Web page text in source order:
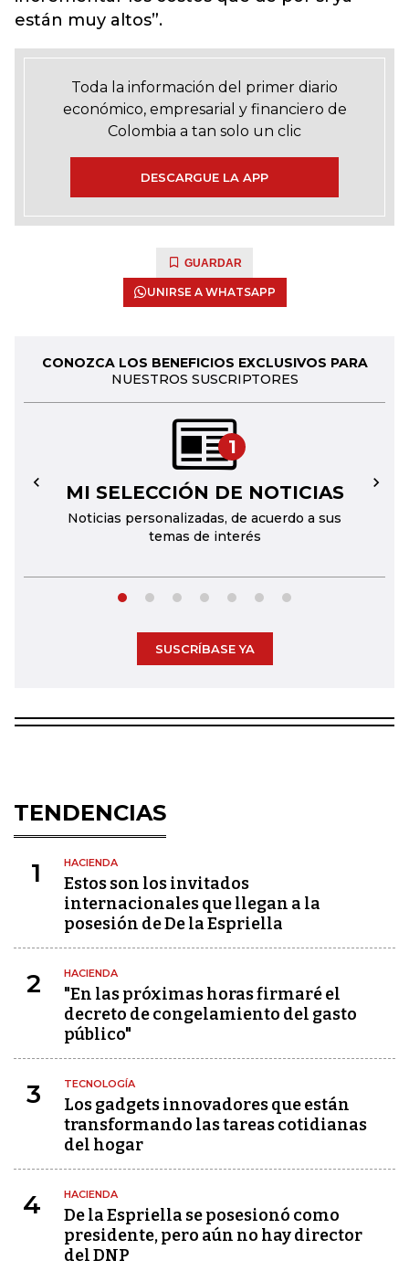
están muy altos”.
Toda la información del primer diario
económico, empresarial y financiero de
Colombia a tan solo un clic
DESCARGUE LA APP
GUARDAR
UNIRSE A WHATSAPP
CONOZCA LOS BENEFICIOS EXCLUSIVOS PARA
NUESTROS SUSCRIPTORES
1
MI SELECCIÓN DE NOTICIAS
Noticias personalizadas, de acuerdo a sus
temas de interés
← →
SUSCRÍBASE YA
TENDENCIAS
1 HACIENDA
Estos son los invitados
internacionales que llegan a la
posesión de De la Espriella
2 HACIENDA
"En las próximas horas firmaré el
decreto de congelamiento del gasto
público"
3 TECNOLOGÍA
Los gadgets innovadores que están
transformando las tareas cotidianas
del hogar
4 HACIENDA
De la Espriella se posesionó como
presidente, pero aún no hay director
del DNP